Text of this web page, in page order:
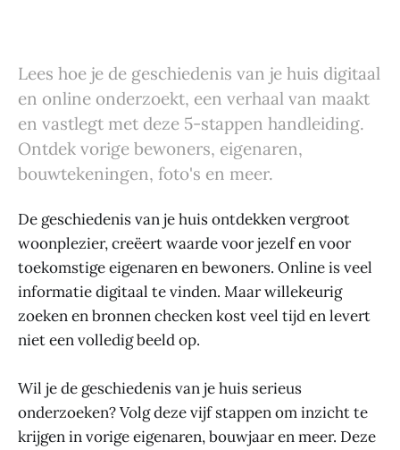
Lees hoe je de geschiedenis van je huis digitaal
en online onderzoekt, een verhaal van maakt
en vastlegt met deze 5-stappen handleiding.
Ontdek vorige bewoners, eigenaren,
bouwtekeningen, foto's en meer.
De geschiedenis van je huis ontdekken vergroot
woonplezier, creëert waarde voor jezelf en voor
toekomstige eigenaren en bewoners. Online is veel
informatie digitaal te vinden. Maar willekeurig
zoeken en bronnen checken kost veel tijd en levert
niet een volledig beeld op.
Wil je de geschiedenis van je huis serieus
onderzoeken? Volg deze vijf stappen om inzicht te
krijgen in vorige eigenaren, bouwjaar en meer. Deze